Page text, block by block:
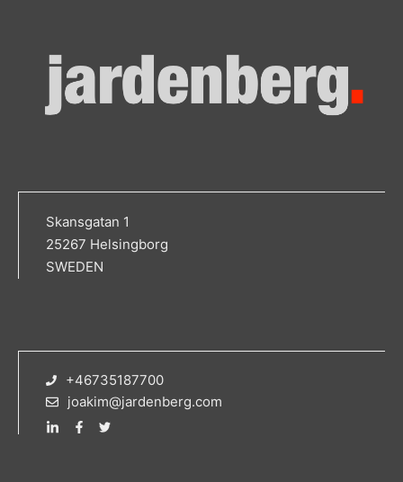
Skansgatan 1
25267 Helsingborg
SWEDEN
+46735187700
joakim@jardenberg.com